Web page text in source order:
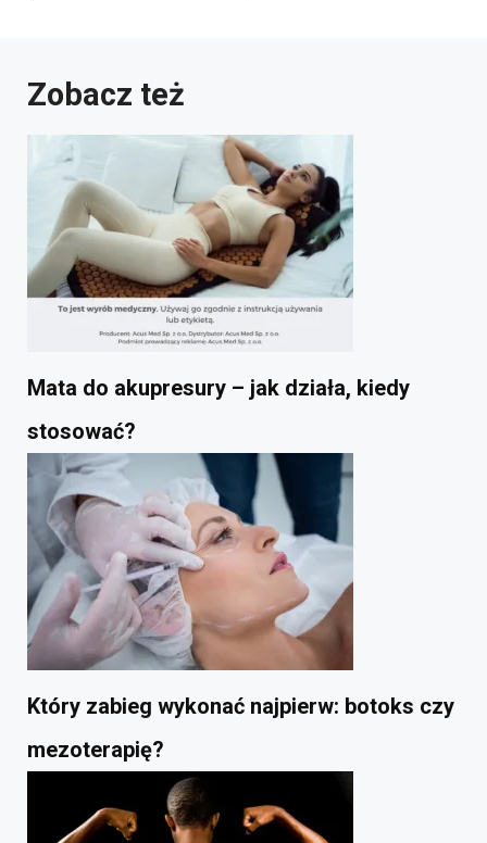
Zobacz też
Mata do akupresury – jak działa, kiedy
stosować?
Który zabieg wykonać najpierw: botoks czy
mezoterapię?